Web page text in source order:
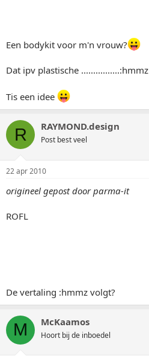
Een bodykit voor m'n vrouw?
Dat ipv plastische ................:hmmz
Tis een idee
R RAYMOND.design
Post best veel
22 apr 2010
origineel gepost door parma-it
ROFL
De vertaling :hmmz volgt?
M McKaamos
Hoort bij de inboedel